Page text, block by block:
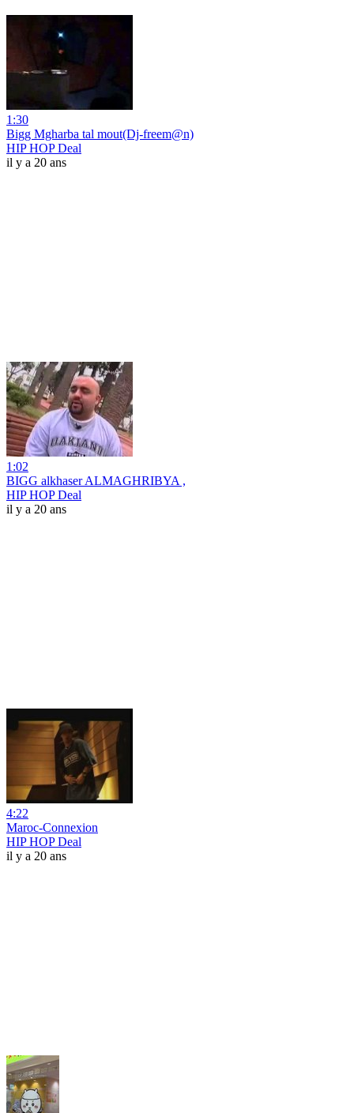
1:30
Bigg Mgharba tal mout(Dj-freem@n)
HIP HOP Deal
il y a 20 ans
1:02
BIGG alkhaser ALMAGHRIBYA ,
HIP HOP Deal
il y a 20 ans
4:22
Maroc-Connexion
HIP HOP Deal
il y a 20 ans